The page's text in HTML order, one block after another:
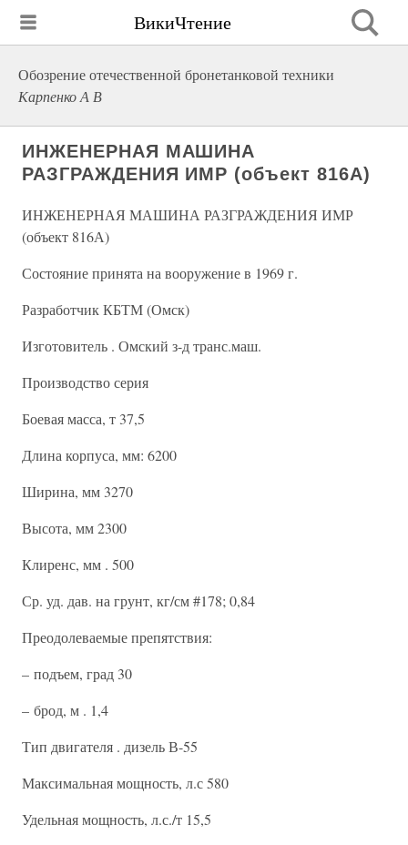
ВикиЧтение
Обозрение отечественной бронетанковой техники
Карпенко А В
ИНЖЕНЕРНАЯ МАШИНА
РАЗГРАЖДЕНИЯ ИМР (объект 816А)
ИНЖЕНЕРНАЯ МАШИНА РАЗГРАЖДЕНИЯ ИМР
(объект 816А)
Состояние принята на вооружение в 1969 г.
Разработчик КБТМ (Омск)
Изготовитель . Омский з-д транс.маш.
Производство серия
Боевая масса, т 37,5
Длина корпуса, мм: 6200
Ширина, мм 3270
Высота, мм 2300
Клиренс, мм . 500
Ср. уд. дав. на грунт, кг/см #178; 0,84
Преодолеваемые препятствия:
– подъем, град 30
– брод, м . 1,4
Тип двигателя . дизель В-55
Максимальная мощность, л.с 580
Удельная мощность, л.с./т 15,5